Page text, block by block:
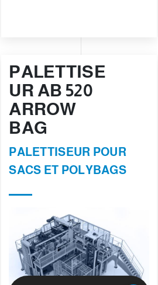
PALETTISE
UR AB 520
ARROW
BAG
PALETTISEUR POUR
SACS ET POLYBAGS